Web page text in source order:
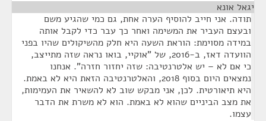
יגאל אונא
תודה. אני חייב להוסיף הערה אחת, גם כמי שהגיע משם
ובעצם העביר את המשימה ואחר כך עבר כדי לקבל אותה
במידה מסוימת: הוראת השעה היא חלק מהשיקולים שהיו בפני
הוועדה דאז, ב-2016, של "אוקיי, בואו נראה שזה מתייצב,
כי אם לא – יש אלטרנטיבה: שזה יחזור חזרה". אנחנו
נמצאים היום בסוף 2018, והאלטרנטיבה הזאת היא לא באמת.
היא תיאורטית. לכן, אני מבקש שוב לא להשאיר את העמימות,
את מצב הביניים שהוא לא באמת. הוא לא משרת את הדבר
עצמו.